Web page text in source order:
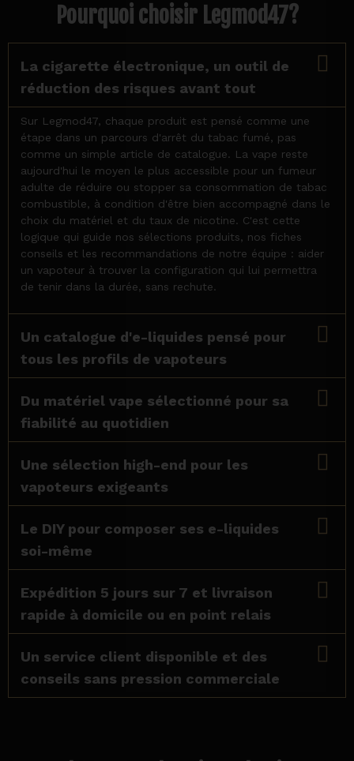
Pourquoi choisir Legmod47?
La cigarette électronique, un outil de
réduction des risques avant tout
Sur Legmod47, chaque produit est pensé comme une
étape dans un parcours d'arrêt du tabac fumé, pas
comme un simple article de catalogue. La vape reste
aujourd'hui le moyen le plus accessible pour un fumeur
adulte de réduire ou stopper sa consommation de tabac
combustible, à condition d'être bien accompagné dans le
choix du matériel et du taux de nicotine. C'est cette
logique qui guide nos sélections produits, nos fiches
conseils et les recommandations de notre équipe : aider
un vapoteur à trouver la configuration qui lui permettra
de tenir dans la durée, sans rechute.
Un catalogue d'e-liquides pensé pour
tous les profils de vapoteurs
Du matériel vape sélectionné pour sa
fiabilité au quotidien
Une sélection high-end pour les
vapoteurs exigeants
Le DIY pour composer ses e-liquides
soi-même
Expédition 5 jours sur 7 et livraison
rapide à domicile ou en point relais
Un service client disponible et des
conseils sans pression commerciale